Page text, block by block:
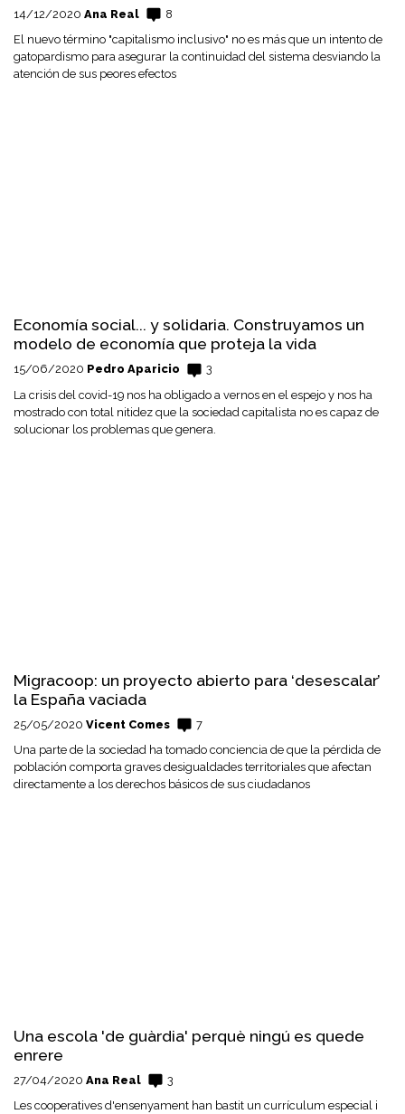
14/12/2020 Ana Real
8
El nuevo término "capitalismo inclusivo" no es más que un intento de
gatopardismo para asegurar la continuidad del sistema desviando la
atención de sus peores efectos
Economía social... y solidaria. Construyamos un
modelo de economía que proteja la vida
15/06/2020 Pedro Aparicio
3
La crisis del covid-19 nos ha obligado a vernos en el espejo y nos ha
mostrado con total nitidez que la sociedad capitalista no es capaz de
solucionar los problemas que genera.
Migracoop: un proyecto abierto para ‘desescalar’
la España vaciada
25/05/2020 Vicent Comes
7
Una parte de la sociedad ha tomado conciencia de que la pérdida de
población comporta graves desigualdades territoriales que afectan
directamente a los derechos básicos de sus ciudadanos
Una escola 'de guàrdia' perquè ningú es quede
enrere
27/04/2020 Ana Real
3
Les cooperatives d'ensenyament han bastit un currículum especial i